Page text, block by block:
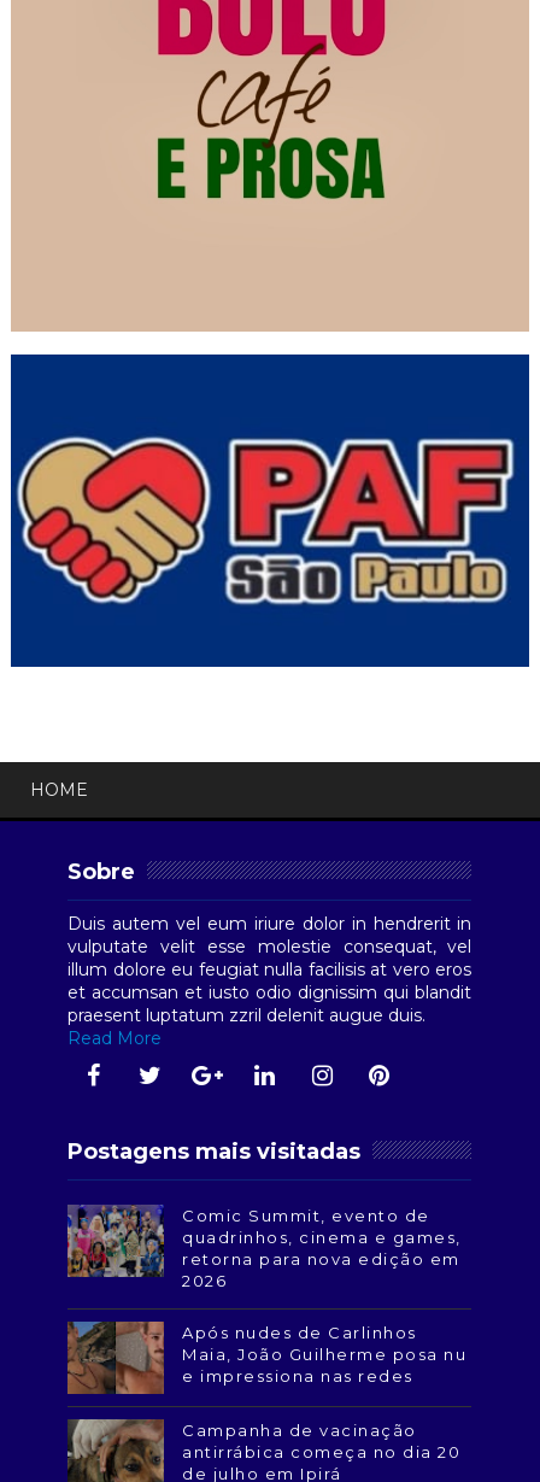
HOME
Sobre
Duis autem vel eum iriure dolor in hendrerit in
vulputate velit esse molestie consequat, vel
illum dolore eu feugiat nulla facilisis at vero eros
et accumsan et iusto odio dignissim qui blandit
praesent luptatum zzril delenit augue duis.
Read More
Postagens mais visitadas
Comic Summit, evento de
quadrinhos, cinema e games,
retorna para nova edição em
2026
Após nudes de Carlinhos
Maia, João Guilherme posa nu
e impressiona nas redes
Campanha de vacinação
antirrábica começa no dia 20
de julho em Ipirá